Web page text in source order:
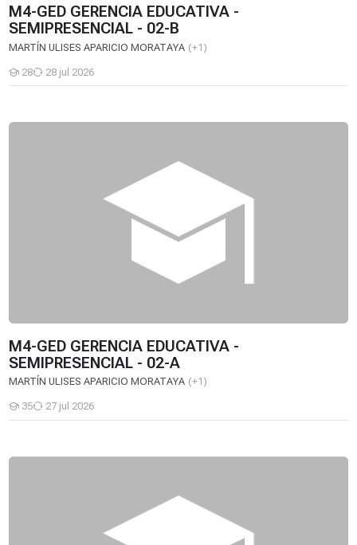
M4-GED GERENCIA EDUCATIVA -
SEMIPRESENCIAL - 02-B
MARTÍN ULISES APARICIO MORATAYA (+1)
28
Estudiantes
28 jul 2026
M4-GED GERENCIA EDUCATIVA -
SEMIPRESENCIAL - 02-A
MARTÍN ULISES APARICIO MORATAYA (+1)
35
Estudiantes
27 jul 2026
M4-GED GERENCIA EDUCATIVA - SEMIPRESENCIAL - 02-A
M4-GCE GESTION DE LA CALIDAD EDUCATIVA -